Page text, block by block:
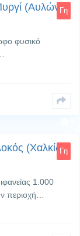
Γη
(Αυλώνα)
φυσικό
Γη
(Χαλκίδα)
1.000
περιοχή…